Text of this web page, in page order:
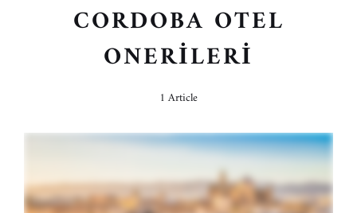
CORDOBA OTEL
ONERILERI
1 Article